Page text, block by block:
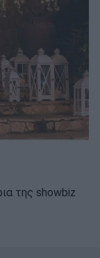
της showbiz